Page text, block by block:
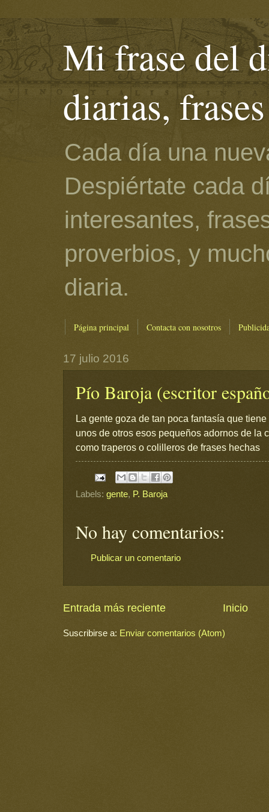
Mi frase del
diarias,
Cada día una
Despiértate cada
interesantes,
proverbios, y
diaria.
Página principal Contacta con nosotros
17 julio 2016
Pío Baroja (escritor
La gente goza de tan poca fantasía que
unos de otros esos pequeños adornos de la
como traperos o colilleros de frases hechas
Labels: gente, P. Baroja
No hay comentarios:
Publicar un comentario
Entrada más reciente Inicio
Suscribirse a: Enviar comentarios (Atom)